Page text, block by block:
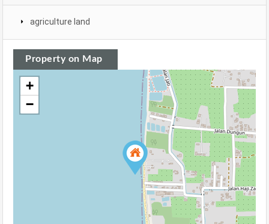
agriculture land
Property on Map
+
−